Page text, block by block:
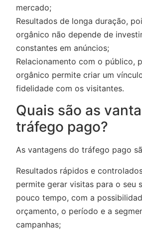
mercado;
Resultados de longa duração,
orgânico não depende de
constantes em anúncios;
Relacionamento com o público,
orgânico permite criar um
fidelidade com os visitantes.
Quais são as
tráfego pago?
As vantagens do tráfego pago
Resultados rápidos e
permite gerar visitas para o seu
pouco tempo, com a
orçamento, o período e a
campanhas;